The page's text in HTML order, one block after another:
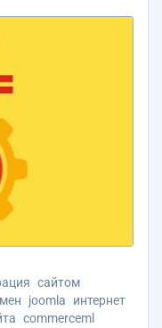
сайтом
joomla
интернет
commerceml